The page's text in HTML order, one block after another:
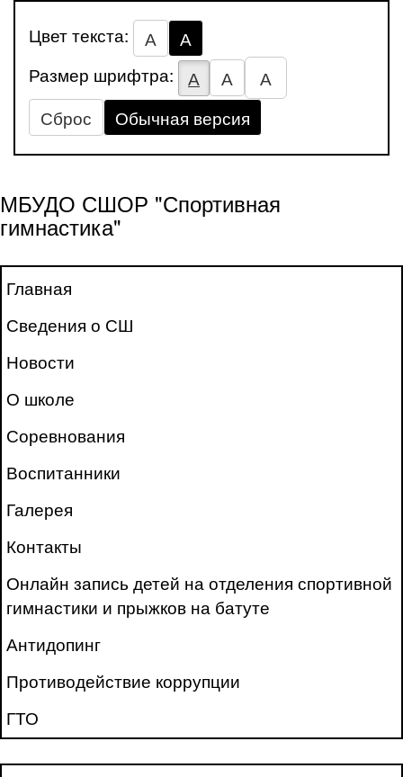
Цвет текста: А
А
Размер шрифтра:
А А
А
Сброс
Обычная версия
МБУДО СШОР "Спортивная
гимнастика"
Главная
Сведения о СШ
Новости
О школе
Соревнования
Воспитанники
Галерея
Контакты
Онлайн запись детей на отделения спортивной
гимнастики и прыжков на батуте
Антидопинг
Противодействие коррупции
ГТО